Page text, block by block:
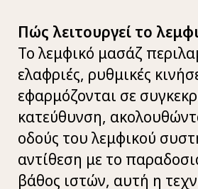
Πώς λειτουργεί το
Το λεμφικό μασάζ
ελαφριές, ρυθμικές
εφαρμόζονται σε
κατεύθυνση,
οδούς του λεμφικού
αντίθεση με το
βάθος ιστών, αυτή η